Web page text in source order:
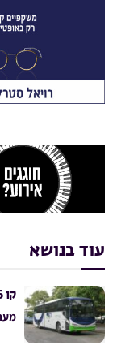
עוד בנושא
קו 986 לשירותכם